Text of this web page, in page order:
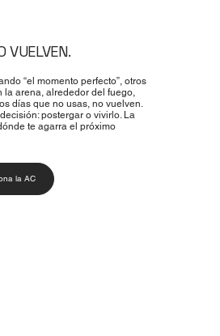
VUELVEN.
“el momento perfecto”, otros
la arena, alrededor del fuego,
días que no usas, no vuelven.
postergar o vivirlo. La
te agarra el próximo
la AC